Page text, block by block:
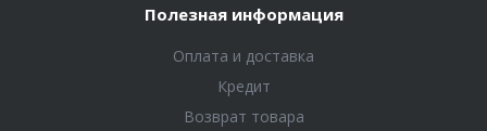
Полезная информация
Оплата и доставка
Кредит
Возврат товара